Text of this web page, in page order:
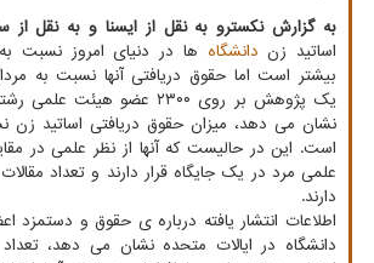
به گزارش نکسترو به نقل از ایسنا و به نقل از
اساتید زن دانشگاه ها در دنیای امروز نسبت
بیشتر است اما حقوق دریافتی آنها نسبت به
یک پژوهش بر روی ۲۳۰۰ عضو
نشان می دهد، میزان حقوق دریافتی اساتید زن
است. این در حالیست که آنها از نظر علمی در
علمی مرد در یک جایگاه قرار دارند و تعداد مقالات
دارند.
دانشگاه در ایالات متحده نشان می دهد، تعداد